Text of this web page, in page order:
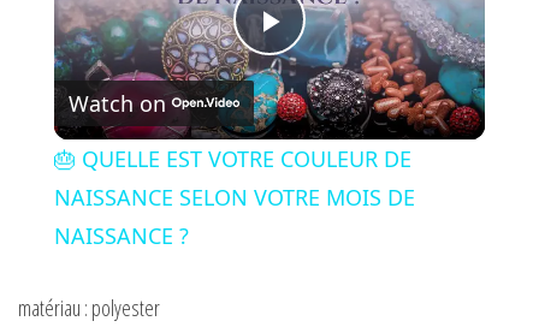
P
l
a
Watch on
🎂 QUELLE EST VOTRE COULEUR DE
NAISSANCE SELON VOTRE MOIS DE
NAISSANCE ?
matériau : polyester